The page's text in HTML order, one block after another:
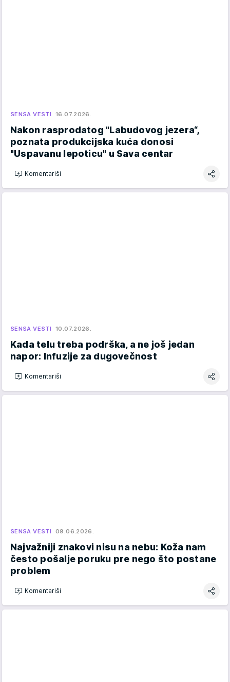
SENSA VESTI 16.07.2026.
Nakon rasprodatog "Labudovog jezera“,
poznata produkcijska kuća donosi
"Uspavanu lepoticu" u Sava centar
Komentariši
SENSA VESTI 10.07.2026.
Kada telu treba podrška, a ne još jedan
napor: Infuzije za dugovečnost
Komentariši
SENSA VESTI 09.06.2026.
Najvažniji znakovi nisu na nebu: Koža nam
često pošalje poruku pre nego što postane
problem
Komentariši